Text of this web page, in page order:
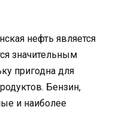
нефть является
значительным
пригодна для
Бензин,
и наиболее